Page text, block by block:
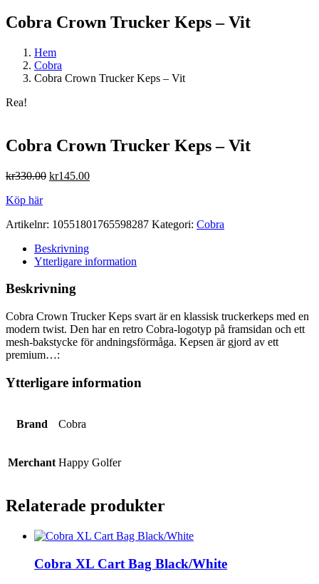
Cobra Crown Trucker Keps – Vit
Hem
Cobra
Cobra Crown Trucker Keps – Vit
Rea!
Cobra Crown Trucker Keps – Vit
kr330.00 Det
kr330.00.
kr145.00Det
kr145.00.
Köp här
Artikelnr: 10551801765598287 Kategori: Cobra
Beskrivning
Ytterligare information
Beskrivning
Cobra Crown Trucker Keps svart är en klassisk truckerkeps med en
modern twist. Den har en retro Cobra-logotyp på framsidan och ett
mesh-bakstycke för andningsförmåga. Kepsen är gjord av ett
premium…:
Ytterligare information
Brand Cobra
Merchant Happy Golfer
Relaterade produkter
Cobra XL Cart Bag Black/White